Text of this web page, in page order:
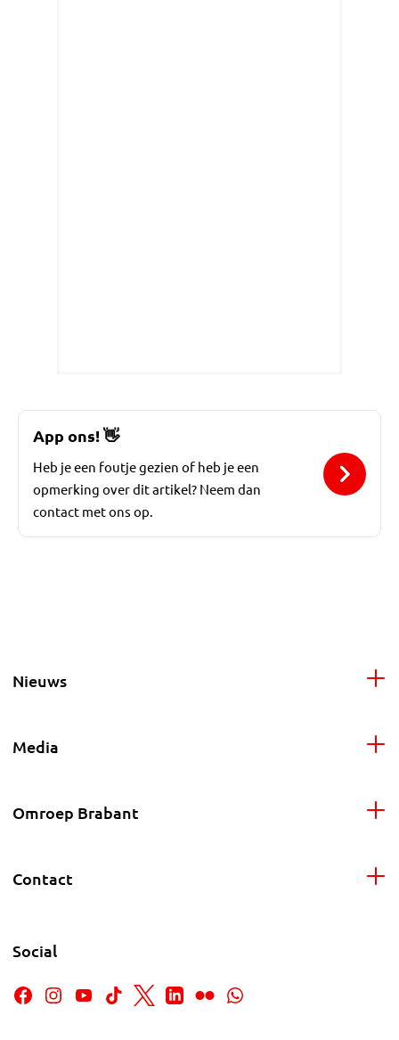
App ons!👋
Heb je een foutje gezien of heb je een
opmerking over dit artikel? Neem dan
contact met ons op.
Nieuws
Media
Omroep Brabant
Contact
Social